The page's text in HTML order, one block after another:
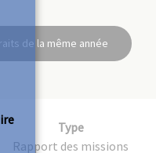
de la même année
Type
Rapport des missions